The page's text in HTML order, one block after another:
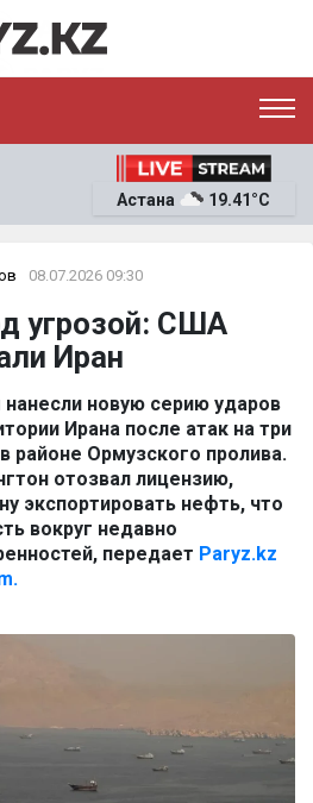
ОҚИҒА
News
Астана 19.41°C
08.07.2026 09:30
угрозой: США
Иран
новую серию ударов
Ирана после атак на три
районе Ормузского пролива.
отозвал лицензию,
экспортировать нефть, что
вокруг недавно
передает Paryz.kz